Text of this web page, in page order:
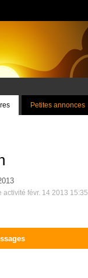
Petites annonces
activité févr. 14 2013 15:35